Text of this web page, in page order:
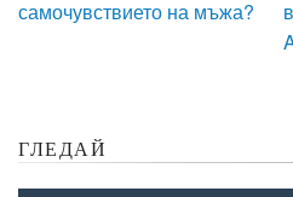
самочувствието на мъжа?
ГЛЕДАЙ